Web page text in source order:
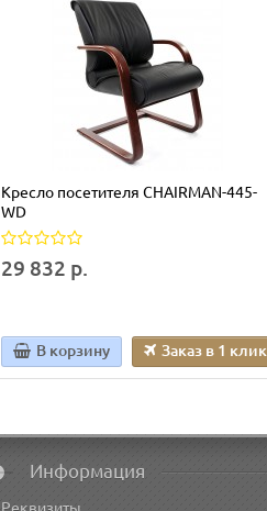
Кресло посетителя CHAIRMAN-445-
WD
29 832 р.
В корзину Заказ в 1 клик
Информация